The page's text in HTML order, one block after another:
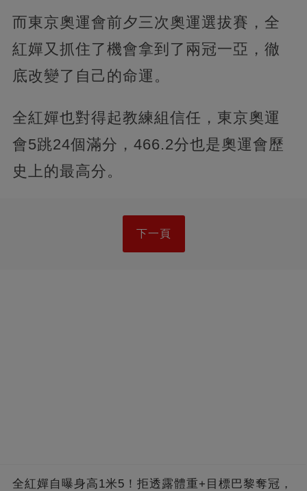
而東京奧運會前夕三次奧運選拔賽，全
紅嬋又抓住了機會拿到了兩冠一亞，徹
底改變了自己的命運。
全紅嬋也對得起教練組信任，東京奧運
會5跳24個滿分，466.2分也是奧運會歷
史上的最高分。
下一頁
全紅嬋自曝身高1米5！拒透露體重+目標巴黎奪冠，